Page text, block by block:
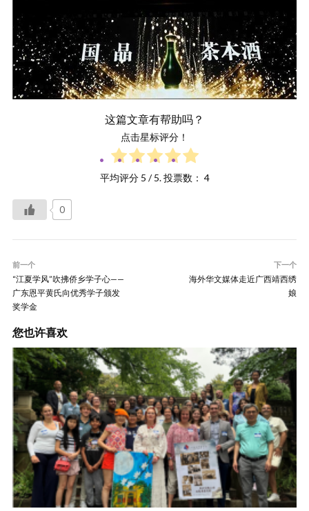
这篇文章有帮助吗？
点击星标评分！
平均评分 5 / 5. 投票数： 4
0
前一个
“江夏学风”吹拂侨乡学子心——
广东恩平黄氏向优秀学子颁发
奖学金
下一个
海外华文媒体走近广西靖西绣
娘
您也许喜欢